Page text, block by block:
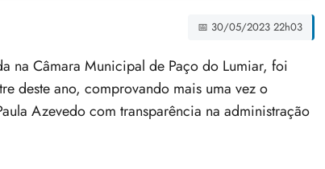
📅 30/05/2023 22h03
na Câmara Municipal de Paço do Lumiar, foi
deste ano, comprovando mais uma vez o
Azevedo com transparência na administração